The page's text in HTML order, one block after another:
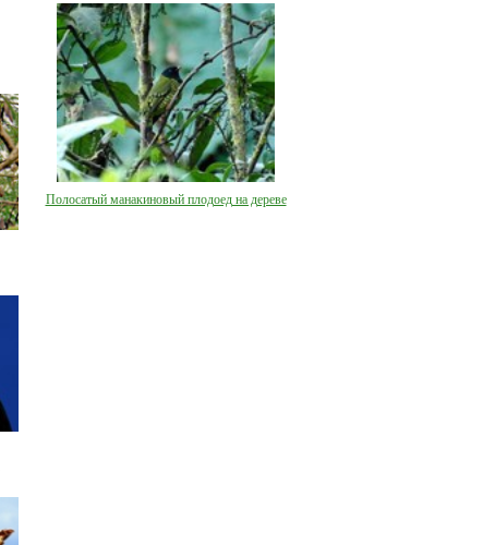
Полосатый манакиновый плодоед на дереве